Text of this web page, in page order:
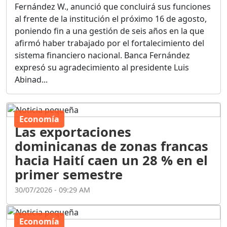
El superintendente de Bancos, Alejandro
Fernández W., anunció que concluirá sus funciones
al frente de la institución el próximo 16 de agosto,
poniendo fin a una gestión de seis años en la que
afirmó haber trabajado por el fortalecimiento del
sistema financiero nacional. Banca Fernández
expresó su agradecimiento al presidente Luis
Abinad...
Economía
Las exportaciones
dominicanas de zonas francas
hacia Haití caen un 28 % en el
primer semestre